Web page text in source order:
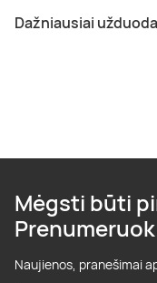
Dažniausiai
Mėgsti būti
Naujienos, pranešimai